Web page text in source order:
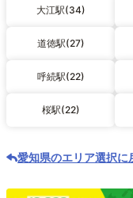
大江駅(34)
道徳駅(27)
呼続駅(22)
桜駅(22)
愛知県のエリア選択に